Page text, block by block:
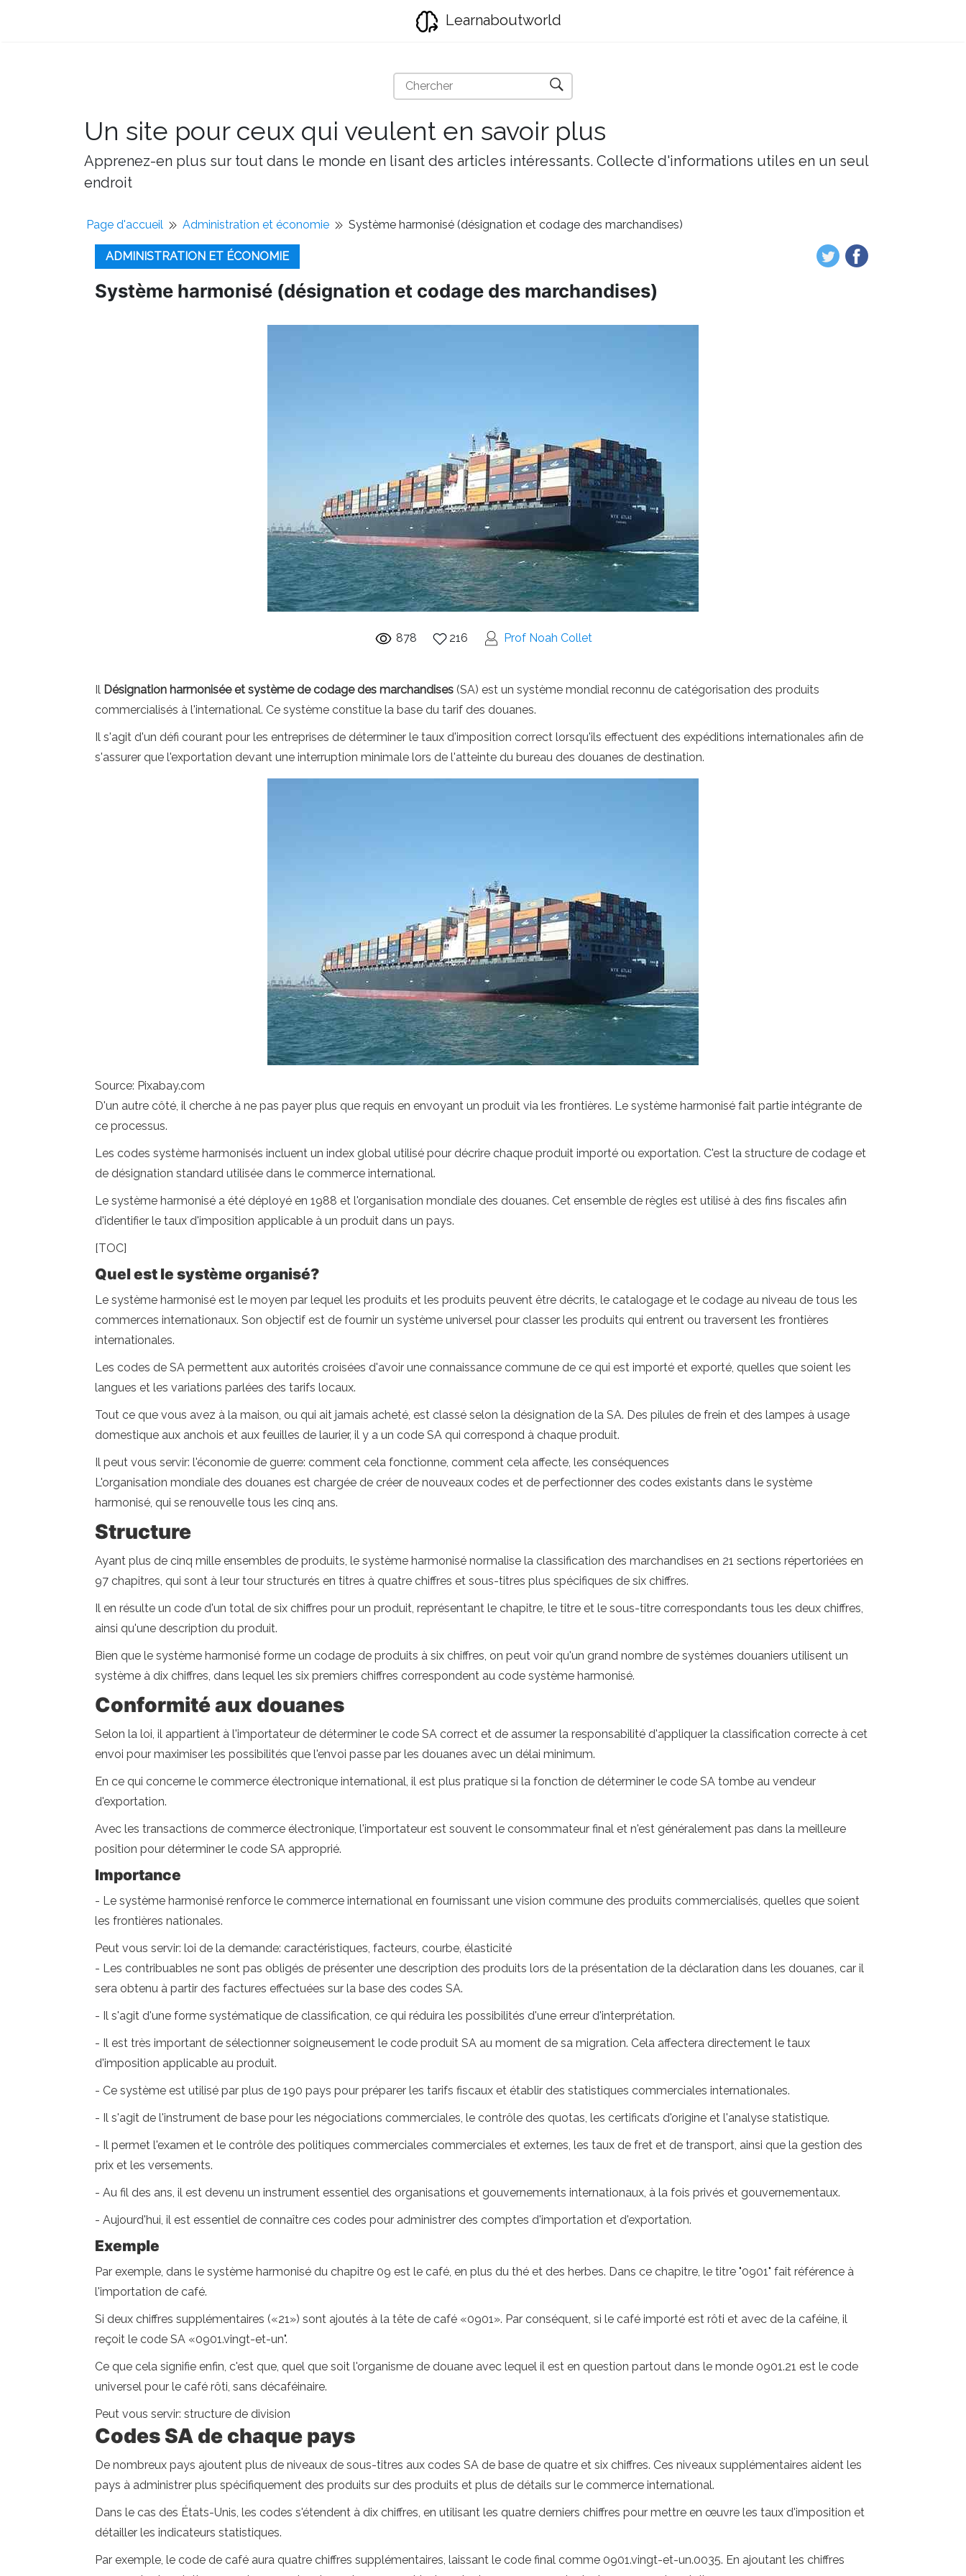
Learnaboutworld
Un site pour ceux qui veulent en savoir plus
Apprenez-en plus sur tout dans le monde en lisant des articles intéressants. Collecte d'informations utiles en un seul
endroit
Page d'accueil Administration et économie Système harmonisé (désignation et codage des marchandises)
ADMINISTRATION ET ÉCONOMIE
Système harmonisé (désignation et codage des marchandises)
878 216 Prof Noah Collet
Il Désignation harmonisée et système de codage des marchandises (SA) est un système mondial reconnu de catégorisation des produits
commercialisés à l'international. Ce système constitue la base du tarif des douanes.
Il s'agit d'un défi courant pour les entreprises de déterminer le taux d'imposition correct lorsqu'ils effectuent des expéditions internationales afin de
s'assurer que l'exportation devant une interruption minimale lors de l'atteinte du bureau des douanes de destination.
Source: Pixabay.com
D'un autre côté, il cherche à ne pas payer plus que requis en envoyant un produit via les frontières. Le système harmonisé fait partie intégrante de
ce processus.
Les codes système harmonisés incluent un index global utilisé pour décrire chaque produit importé ou exportation. C'est la structure de codage et
de désignation standard utilisée dans le commerce international.
Le système harmonisé a été déployé en 1988 et l'organisation mondiale des douanes. Cet ensemble de règles est utilisé à des fins fiscales afin
d'identifier le taux d'imposition applicable à un produit dans un pays.
[TOC]
Quel est le système organisé?
Le système harmonisé est le moyen par lequel les produits et les produits peuvent être décrits, le catalogage et le codage au niveau de tous les
commerces internationaux. Son objectif est de fournir un système universel pour classer les produits qui entrent ou traversent les frontières
internationales.
Les codes de SA permettent aux autorités croisées d'avoir une connaissance commune de ce qui est importé et exporté, quelles que soient les
langues et les variations parlées des tarifs locaux.
Tout ce que vous avez à la maison, ou qui ait jamais acheté, est classé selon la désignation de la SA. Des pilules de frein et des lampes à usage
domestique aux anchois et aux feuilles de laurier, il y a un code SA qui correspond à chaque produit.
Il peut vous servir: l'économie de guerre: comment cela fonctionne, comment cela affecte, les conséquences
L'organisation mondiale des douanes est chargée de créer de nouveaux codes et de perfectionner des codes existants dans le système
harmonisé, qui se renouvelle tous les cinq ans.
Structure
Ayant plus de cinq mille ensembles de produits, le système harmonisé normalise la classification des marchandises en 21 sections répertoriées en
97 chapitres, qui sont à leur tour structurés en titres à quatre chiffres et sous-titres plus spécifiques de six chiffres.
Il en résulte un code d'un total de six chiffres pour un produit, représentant le chapitre, le titre et le sous-titre correspondants tous les deux chiffres,
ainsi qu'une description du produit.
Bien que le système harmonisé forme un codage de produits à six chiffres, on peut voir qu'un grand nombre de systèmes douaniers utilisent un
système à dix chiffres, dans lequel les six premiers chiffres correspondent au code système harmonisé.
Conformité aux douanes
Selon la loi, il appartient à l'importateur de déterminer le code SA correct et de assumer la responsabilité d'appliquer la classification correcte à cet
envoi pour maximiser les possibilités que l'envoi passe par les douanes avec un délai minimum.
En ce qui concerne le commerce électronique international, il est plus pratique si la fonction de déterminer le code SA tombe au vendeur
d'exportation.
Avec les transactions de commerce électronique, l'importateur est souvent le consommateur final et n'est généralement pas dans la meilleure
position pour déterminer le code SA approprié.
Importance
- Le système harmonisé renforce le commerce international en fournissant une vision commune des produits commercialisés, quelles que soient
les frontières nationales.
Peut vous servir: loi de la demande: caractéristiques, facteurs, courbe, élasticité
- Les contribuables ne sont pas obligés de présenter une description des produits lors de la présentation de la déclaration dans les douanes, car il
sera obtenu à partir des factures effectuées sur la base des codes SA.
- Il s'agit d'une forme systématique de classification, ce qui réduira les possibilités d'une erreur d'interprétation.
- Il est très important de sélectionner soigneusement le code produit SA au moment de sa migration. Cela affectera directement le taux
d'imposition applicable au produit.
- Ce système est utilisé par plus de 190 pays pour préparer les tarifs fiscaux et établir des statistiques commerciales internationales.
- Il s'agit de l'instrument de base pour les négociations commerciales, le contrôle des quotas, les certificats d'origine et l'analyse statistique.
- Il permet l'examen et le contrôle des politiques commerciales commerciales et externes, les taux de fret et de transport, ainsi que la gestion des
prix et les versements.
- Au fil des ans, il est devenu un instrument essentiel des organisations et gouvernements internationaux, à la fois privés et gouvernementaux.
- Aujourd'hui, il est essentiel de connaître ces codes pour administrer des comptes d'importation et d'exportation.
Exemple
Par exemple, dans le système harmonisé du chapitre 09 est le café, en plus du thé et des herbes. Dans ce chapitre, le titre "0901" fait référence à
l'importation de café.
Si deux chiffres supplémentaires («21») sont ajoutés à la tête de café «0901». Par conséquent, si le café importé est rôti et avec de la caféine, il
reçoit le code SA «0901.vingt-et-un".
Ce que cela signifie enfin, c'est que, quel que soit l'organisme de douane avec lequel il est en question partout dans le monde 0901.21 est le code
universel pour le café rôti, sans décaféinaire.
Peut vous servir: structure de division
Codes SA de chaque pays
De nombreux pays ajoutent plus de niveaux de sous-titres aux codes SA de base de quatre et six chiffres. Ces niveaux supplémentaires aident les
pays à administrer plus spécifiquement des produits sur des produits et plus de détails sur le commerce international.
Dans le cas des États-Unis, les codes s'étendent à dix chiffres, en utilisant les quatre derniers chiffres pour mettre en œuvre les taux d'imposition et
détailler les indicateurs statistiques.
Par exemple, le code de café aura quatre chiffres supplémentaires, laissant le code final comme 0901.vingt-et-un.0035. En ajoutant les chiffres